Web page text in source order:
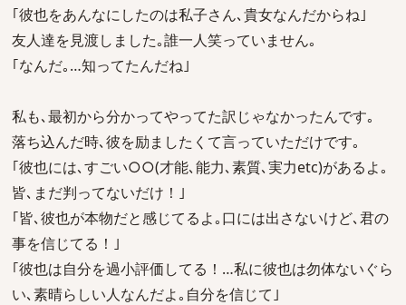
｢彼也をあんなにしたのは私子さん､貴女なんだからね｣
友人達を見渡しました｡誰一人笑っていません｡
｢なんだ｡…知ってたんだね｣
私も､最初から分かってやってた訳じゃなかったんです｡
落ち込んだ時､彼を励ましたくて言っていただけです｡
｢彼也には､すごい○○(才能､能力､素質､実力etc)があるよ｡
皆､まだ判ってないだけ！｣
｢皆､彼也が本物だと感じてるよ｡口には出さないけど､君の
事を信じてる！｣
｢彼也は自分を過小評価してる！…私に彼也は勿体ないぐら
い､素晴らしい人なんだよ｡自分を信じて｣